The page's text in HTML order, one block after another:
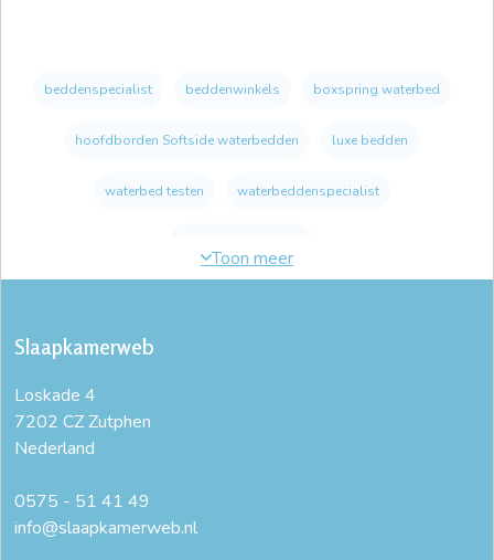
beddenspecialist beddenwinkels boxspring waterbed
hoofdborden Softside waterbedden luxe bedden
waterbed testen waterbeddenspecialist
Slaapkamerweb
Loskade 4
7202 CZ Zutphen
Nederland
0575 - 51 41 49
info@slaapkamerweb.nl